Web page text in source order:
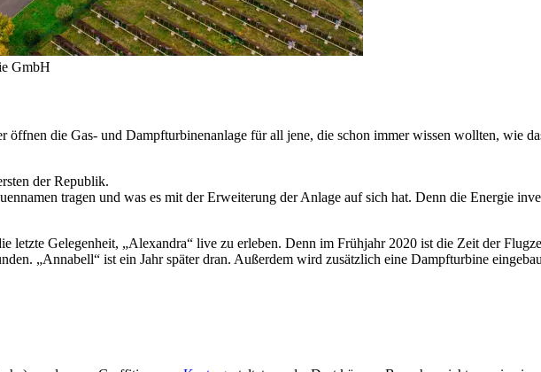
GmbH
die Gas- und Dampfturbinenanlage für all jene, die schon immer wissen wollten, wie
der Republik.
tragen und was es mit der Erweiterung der Anlage auf sich hat. Denn die Energie
letzte Gelegenheit, „Alexandra“ live zu erleben. Denn im Frühjahr 2020 ist die Zeit der
„Annabell“ ist ein Jahr später dran. Außerdem wird zusätzlich eine Dampfturbine